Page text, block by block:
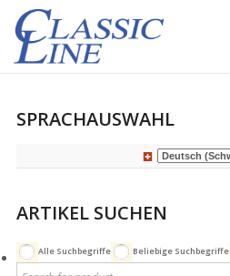
SPRACHAUSWAHL
ARTIKEL SUCHEN
Alle Suchbegriffe Beliebige Suchbegriffe